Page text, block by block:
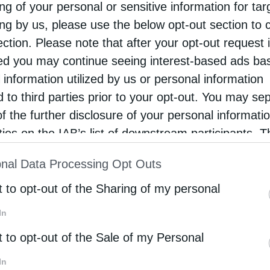
of your personal or sensitive information for
by us, please use the below opt-out section to
Please note that after your opt-out request
you may continue seeing interest-based ads
information utilized by us or personal information
to third parties prior to your opt-out. You may
the further disclosure of your personal
on the IAB’s list of downstream participants.
of Downstream Participantsthat may further
parties.
Data Processing Opt Outs
to opt-out of the Sharing of my personal
to opt-out of the Sale of my Personal
την κατάχρηση της αγοράς και του άρθρου 4.1
από 13.02.2026 ανακοίνωσής της, ότι η
Μεταφοράς Ηλεκτρικής Ενέργειας Α.Ε.»
της κεφαλαίου, αποφάσισε δυνάμει της
και κατ’ εξουσιοδότηση της από 13.02.2026
ΑΔΜΗΕ Α.Ε. για την αύξηση του μετοχικού
(η «ΑΜΚ») τον καθορισμό της τιμής διάθεσης
ΑΜΚ, κατ’ εφαρμογή του άρθρου 25 παρ. 2 του ν.
με την ονομαστική αξία των νέων μετοχών, ήτοι ένα
εξουσιοδότησε τον Πρόεδρο και Διευθύνοντα
τυχόν θα εξουσιοδοτήσει, για την
απόφασης. Η ΑΔΜΗΕ Συμμετοχών θα ενημερώνει το